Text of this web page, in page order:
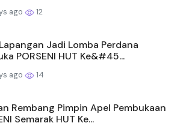
ago 12
Jadi Lomba Perdana
PORSENI HUT Ke&#45...
ago 14
Rembang Pimpin Apel Pembukaan
Semarak HUT Ke...